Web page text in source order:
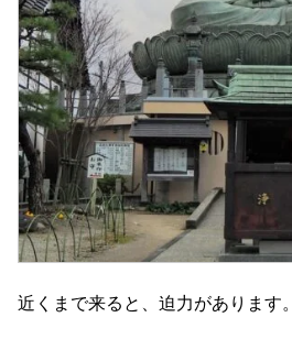
近くまで来ると、迫力があります。